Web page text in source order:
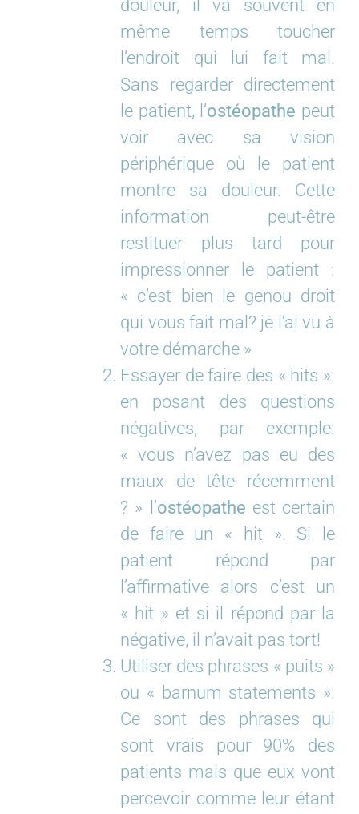
douleur, il va souvent en
même temps toucher
l’endroit qui lui fait mal.
Sans regarder directement
le patient, l’ostéopathe peut
voir avec sa vision
périphérique où le patient
montre sa douleur. Cette
information peut-être
restituer plus tard pour
impressionner le patient :
« c’est bien le genou droit
qui vous fait mal? je l’ai vu à
votre démarche »
Essayer de faire des « hits »:
en posant des questions
négatives, par exemple:
« vous n’avez pas eu des
maux de tête récemment
? » l’ostéopathe est certain
de faire un « hit ». Si le
patient répond par
l’affirmative alors c’est un
« hit » et si il répond par la
négative, il n’avait pas tort!
Utiliser des phrases « puits »
ou « barnum statements ».
Ce sont des phrases qui
sont vrais pour 90% des
patients mais que eux vont
percevoir comme leur étant